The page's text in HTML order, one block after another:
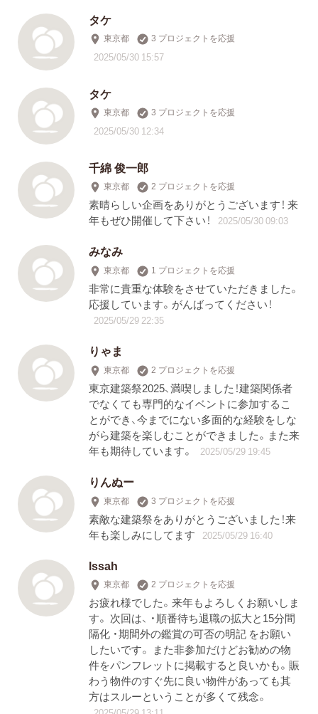
タケ
東京都 3 プロジェクトを応援
2025/05/30 15:57
タケ
東京都 3 プロジェクトを応援
2025/05/30 12:34
千綿 俊一郎
東京都 2 プロジェクトを応援
素晴らしい企画をありがとうございます！ 来
年もぜひ開催して下さい！
2025/05/30 09:03
みなみ
東京都 1 プロジェクトを応援
非常に貴重な体験をさせていただきました。
応援しています。がんばってください！
2025/05/29 22:35
りゃま
東京都 2 プロジェクトを応援
東京建築祭2025、満喫しました！建築関係者
でなくても専門的なイベントに参加するこ
とができ、今までにない多面的な経験をしな
がら建築を楽しむことができました。また来
年も期待しています。
2025/05/29 19:45
りんぬー
東京都 3 プロジェクトを応援
素敵な建築祭をありがとうございました！来
年も楽しみにしてます
2025/05/29 16:40
lssah
東京都 2 プロジェクトを応援
お疲れ様でした。来年もよろしくお願いしま
す。 次回は、 ・順番待ち退職の拡大と15分間
隔化 ・期間外の鑑賞の可否の明記 をお願い
したいです。 また非参加だけどお勧めの物
件をパンフレットに掲載すると良いかも。賑
わう物件のすぐ先に良い物件があっても其
方はスルーということが多くて残念。